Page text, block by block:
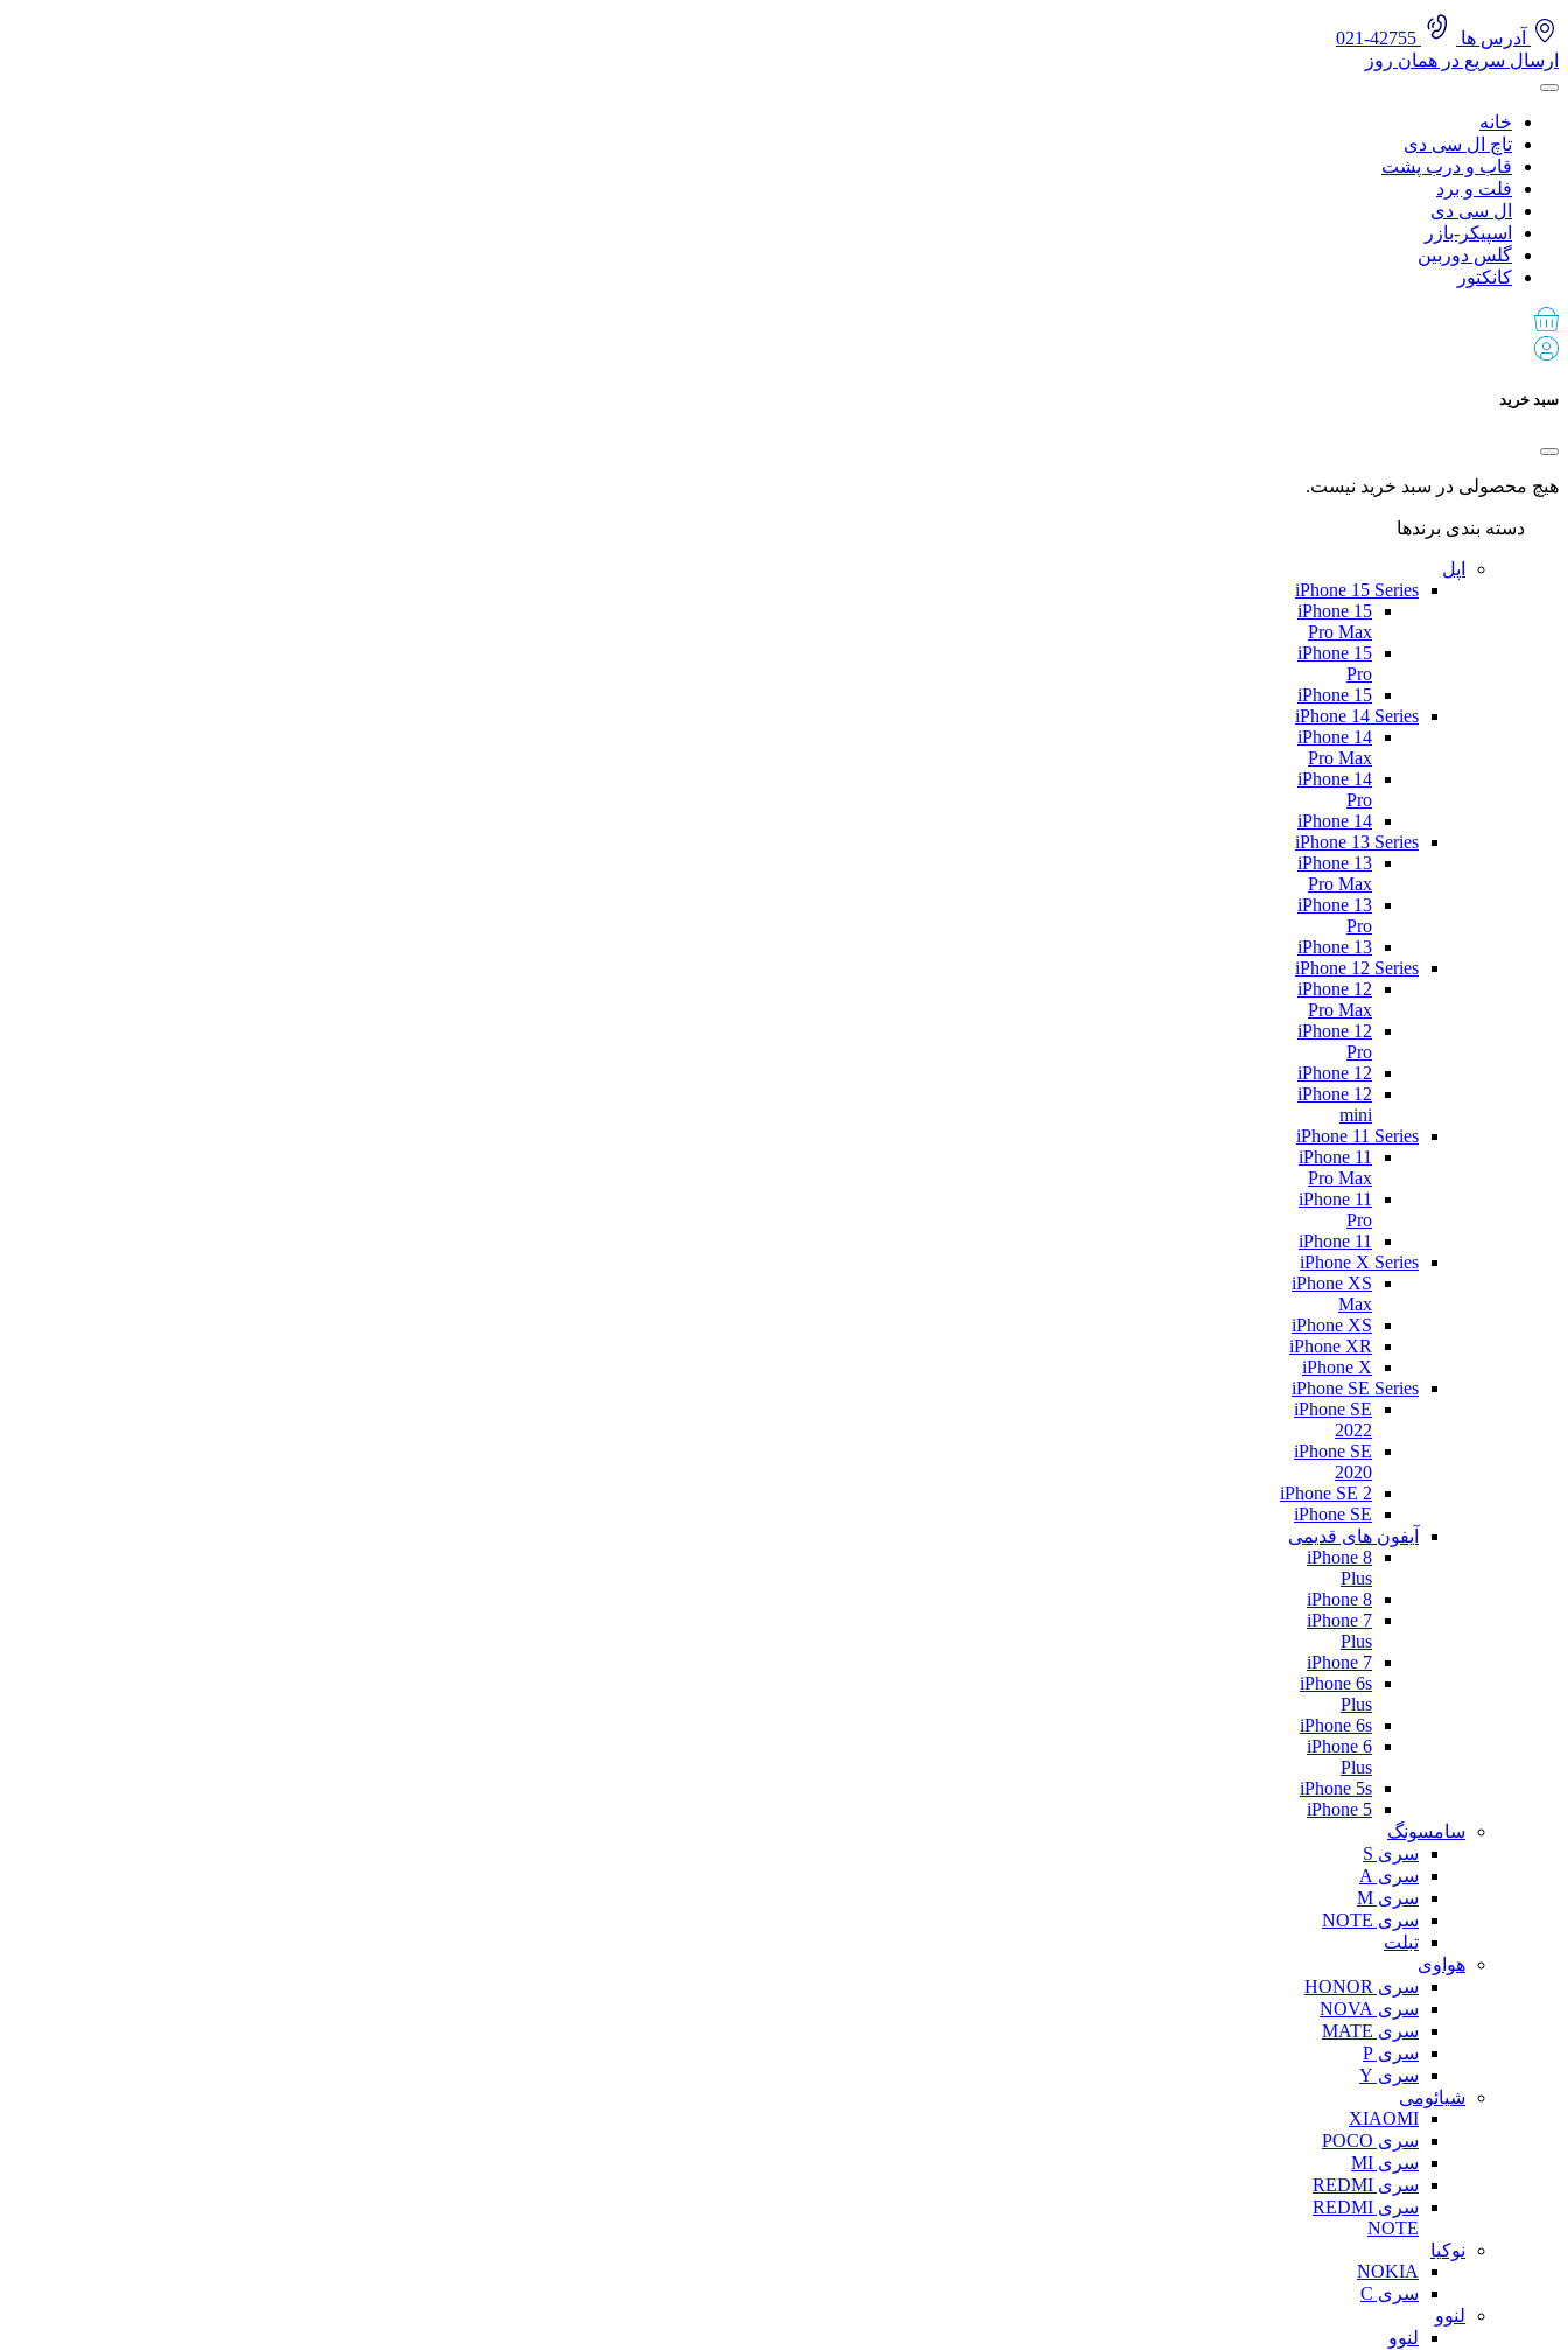
آدرس ها
ارسال سریع در همان روز
خانه
تاچ ال سی دی
قاب و درب پشت
فلت و برد
ال سی دی
اسپیکر-بازر
گلس دوربین
کانکتور
سبد خرید
هیچ محصولی در سبد خرید نیست.
دسته بندی برندها
اپل
iPhone 15 Series
iPhone 15
Pro Max
iPhone 15
Pro
iPhone 15
iPhone 14 Series
iPhone 14
Pro Max
iPhone 14
Pro
iPhone 14
iPhone 13 Series
iPhone 13
Pro Max
iPhone 13
Pro
iPhone 13
iPhone 12 Series
iPhone 12
Pro Max
iPhone 12
Pro
iPhone 12
iPhone 12
mini
iPhone 11 Series
iPhone 11
Pro Max
iPhone 11
Pro
iPhone 11
iPhone X Series
iPhone XS
Max
iPhone XS
iPhone XR
iPhone X
iPhone SE Series
iPhone SE
2022
iPhone SE
2020
iPhone SE 2
iPhone SE
آیفون های قدیمی
iPhone 8
Plus
iPhone 8
iPhone 7
Plus
iPhone 7
iPhone 6s
Plus
iPhone 6s
iPhone 6
Plus
iPhone 5s
iPhone 5
سامسونگ
سری S
سری A
سری M
سری NOTE
تبلت
هواوی
سری HONOR
سری NOVA
سری MATE
سری P
سری Y
شیائومی
XIAOMI
سری POCO
سری MI
سری REDMI
سری REDMI
NOTE
نوکیا
NOKIA
سری C
لنوو
لنوو